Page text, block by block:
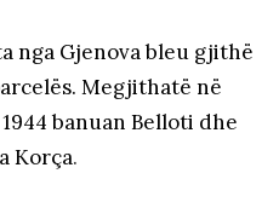
nga Gjenova bleu gjithë
Megjithatë në
banuan Belloti dhe
Korça.